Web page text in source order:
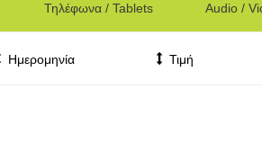
Τηλέφωνα / Tablets Audio /
Ημερομηνία Τιμή